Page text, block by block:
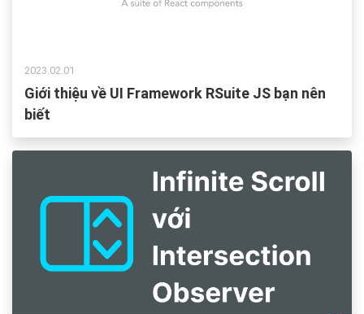
2023.02.01
Giới thiệu về UI Framework RSuite JS bạn nên
biết